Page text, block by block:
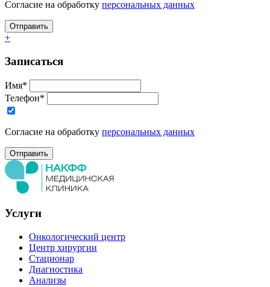
Согласие на обработку персональных данных
+
Записаться
Имя*
Телефон*
Согласие на обработку персональных данных
Услуги
Онкологический центр
Центр хирургии
Стационар
Диагностика
Анализы